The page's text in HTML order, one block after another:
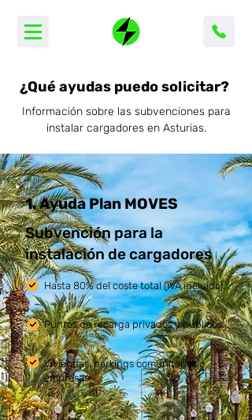
¿Qué ayudas puedo solicitar?
Información sobre las subvenciones para
instalar cargadores en Asturias.
1. Ayuda Plan MOVES
Subvención para la
instalación de cargadores
Hasta 80% del coste total (IVA incluido).
Puntos de recarga privados y públicos.
Viviendas, parkings comunitarios o
empresas.